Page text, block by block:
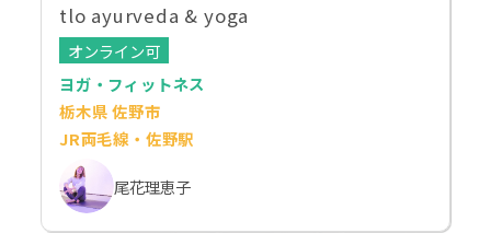
tlo ayurveda & yoga
オンライン可
ヨガ・フィットネス
栃木県 佐野市
JR両毛線・佐野駅
尾花理恵子